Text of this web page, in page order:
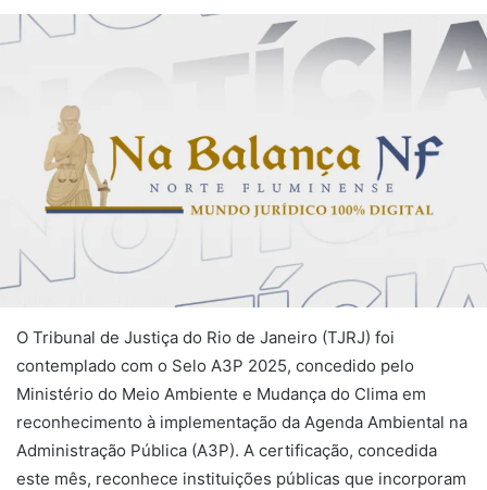
O Tribunal de Justiça do Rio de Janeiro (TJRJ) foi
contemplado com o Selo A3P 2025, concedido pelo
Ministério do Meio Ambiente e Mudança do Clima em
reconhecimento à implementação da Agenda Ambiental na
Administração Pública (A3P). A certificação, concedida
este mês, reconhece instituições públicas que incorporam